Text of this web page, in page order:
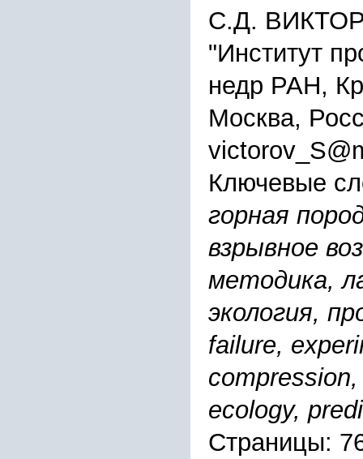
С.Д.
"Институт
недр РАН,
Москва,
Ключевые
горная
взрывное
методика,
экология,
failure,
ecology,
Страницы: